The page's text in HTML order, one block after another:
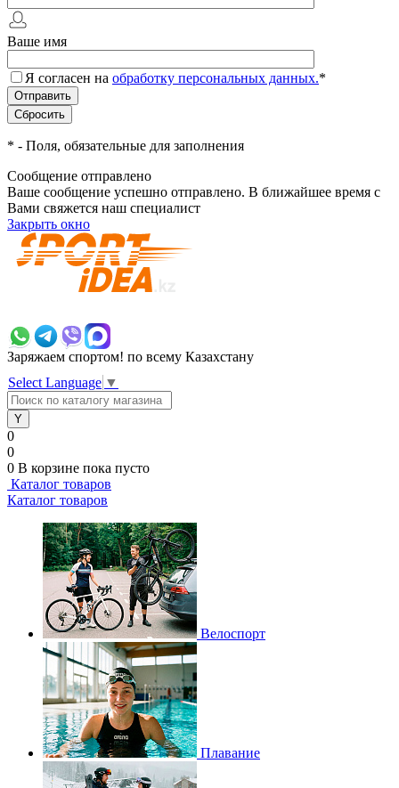
Ваше имя
Я согласен на обработку персональных данных.*
* - Поля, обязательные для заполнения
Сообщение отправлено
Ваше сообщение успешно отправлено. В ближайшее время с
Вами свяжется наш специалист
Закрыть окно
Заряжаем спортом! по всему Казахстану
Select Language ▼
0
0
0 В корзине пока пусто
Каталог товаров
Каталог товаров
Велоспорт
Плавание